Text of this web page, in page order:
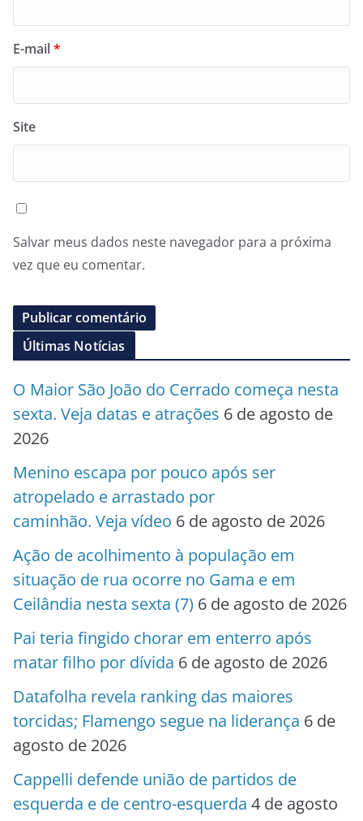
E-mail*
Site
Salvar meus dados neste navegador para a próxima
vez que eu comentar.
Últimas Notícias
O Maior São João do Cerrado começa nesta
sexta. Veja datas e atrações 6 de agosto de
2026
Menino escapa por pouco após ser
atropelado e arrastado por
caminhão. Veja vídeo 6 de agosto de 2026
Ação de acolhimento à população em
situação de rua ocorre no Gama e em
Ceilândia nesta sexta (7) 6 de agosto de 2026
Pai teria fingido chorar em enterro após
matar filho por dívida 6 de agosto de 2026
Datafolha revela ranking das maiores
torcidas; Flamengo segue na liderança 6 de
agosto de 2026
Cappelli defende união de partidos de
esquerda e de centro-esquerda 4 de agosto